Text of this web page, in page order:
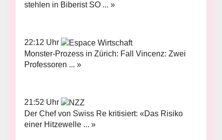
stehlen in Biberist SO ... »
22:12 Uhr
Monster-Prozess in Zürich: Fall Vincenz: Zwei
Professoren ... »
21:52 Uhr
Der Chef von Swiss Re kritisiert: «Das Risiko
einer Hitzewelle ... »